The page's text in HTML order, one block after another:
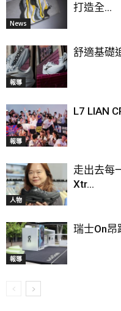
News
打造全...
報導
舒適基礎
報導
L7 LIAN
人物
走出去每
Xtr...
報導
瑞士On昂